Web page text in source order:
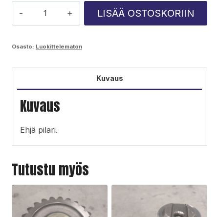
pilari
LISÄÄ OSTOSKORIIN
Osasto: Luokittelematon
Kuvaus
Kuvaus
Ehjä pilari.
Tutustu myös